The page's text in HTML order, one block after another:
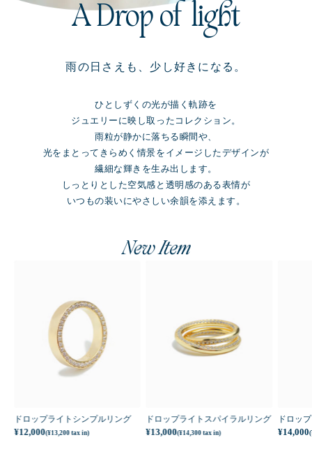
A Drop of light
雨の日さえも、少し好きになる。
ひとしずくの光が描く軌跡を
ジュエリーに映し取ったコレクション。
雨粒が静かに落ちる瞬間や、
光をまとってきらめく情景をイメージしたデザインが
繊細な輝きを生み出します。
しっとりとした空気感と透明感のある表情が
いつもの装いにやさしい余韻を添えます。
New Item
ドロップライトシンプルリング
¥12,000(¥13,200 tax in)
ドロップライトスパイラルリング
¥13,000(¥14,300 tax in)
ドロッ
¥14,000